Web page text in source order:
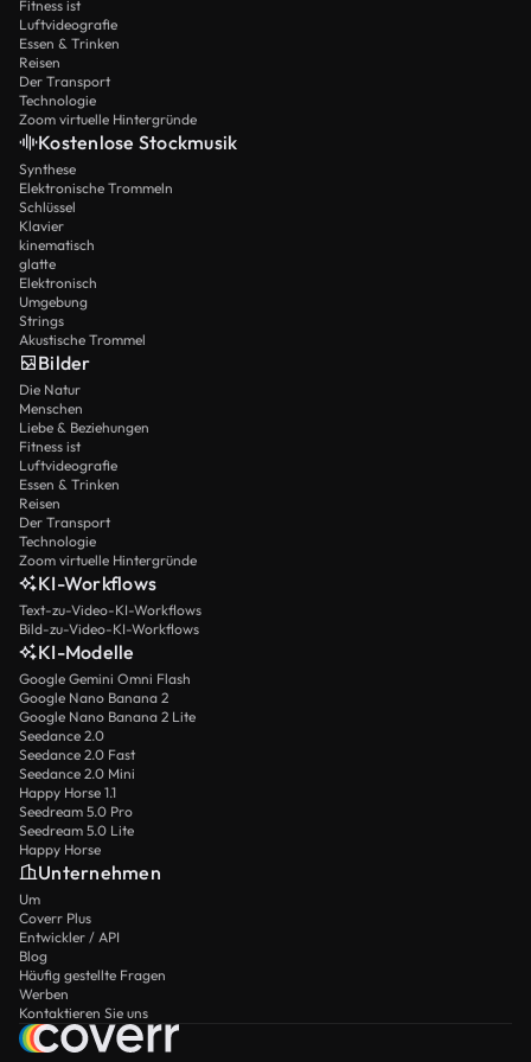
Fitness ist
Luftvideografie
Essen & Trinken
Reisen
Der Transport
Technologie
Zoom virtuelle Hintergründe
Kostenlose Stockmusik
Synthese
Elektronische Trommeln
Schlüssel
Klavier
kinematisch
glatte
Elektronisch
Umgebung
Strings
Akustische Trommel
Bilder
Die Natur
Menschen
Liebe & Beziehungen
Fitness ist
Luftvideografie
Essen & Trinken
Reisen
Der Transport
Technologie
Zoom virtuelle Hintergründe
KI-Workflows
Text-zu-Video-KI-Workflows
Bild-zu-Video-KI-Workflows
KI-Modelle
Google Gemini Omni Flash
Google Nano Banana 2
Google Nano Banana 2 Lite
Seedance 2.0
Seedance 2.0 Fast
Seedance 2.0 Mini
Happy Horse 1.1
Seedream 5.0 Pro
Seedream 5.0 Lite
Happy Horse
Unternehmen
Um
Coverr Plus
Entwickler / API
Blog
Häufig gestellte Fragen
Werben
Kontaktieren Sie uns